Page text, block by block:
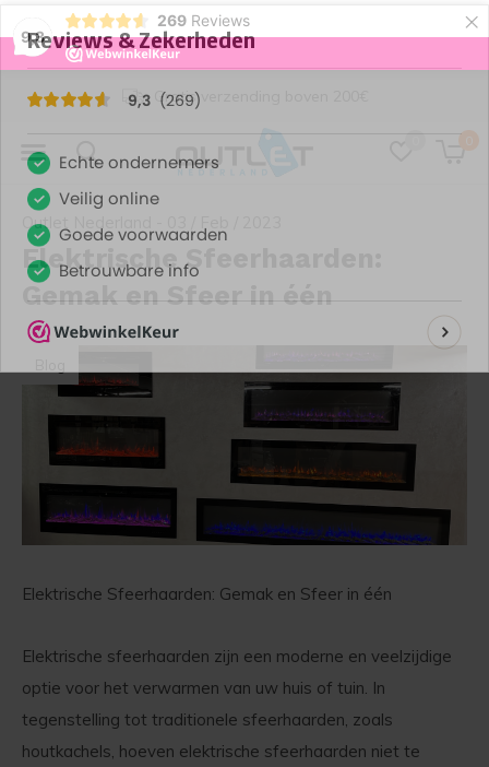
9,3
269 Reviews ×
0
Gratis verzending boven 200€
Outlet Nederland - 03 / Feb / 2023
Elektrische Sfeerhaarden:
Gemak en Sfeer in één
Elektrische Sfeerhaarden: Gemak en Sfeer in één
Elektrische sfeerhaarden zijn een moderne en veelzijdige
optie voor het verwarmen van uw huis of tuin. In
tegenstelling tot traditionele sfeerhaarden, zoals
houtkachels, hoeven elektrische sfeerhaarden niet te